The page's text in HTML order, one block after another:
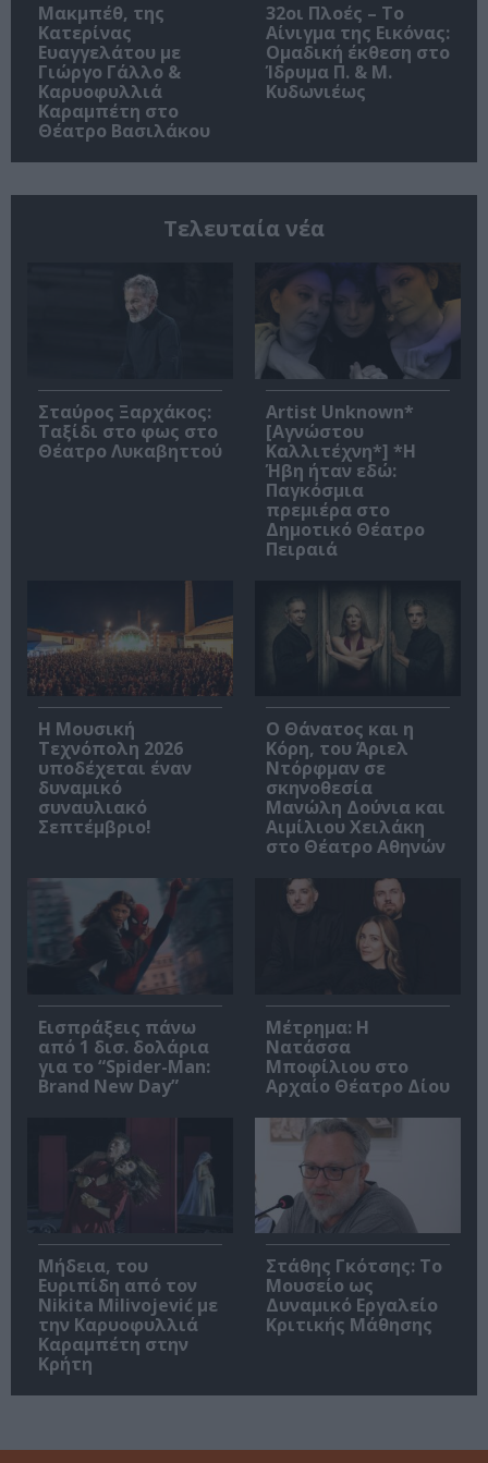
Μακμπέθ, της
Κατερίνας
Ευαγγελάτου με
Γιώργο Γάλλο &
Καρυοφυλλιά
Καραμπέτη στο
Θέατρο Βασιλάκου
32οι Πλοές – Το
Αίνιγμα της Εικόνας:
Ομαδική έκθεση στο
Ίδρυμα Π. & Μ.
Κυδωνιέως
Τελευταία νέα
Σταύρος Ξαρχάκος:
Ταξίδι στο φως στο
Θέατρο Λυκαβηττού
Artist Unknown*
[Αγνώστου
Καλλιτέχνη*] *Η
Ήβη ήταν εδώ:
Παγκόσμια
πρεμιέρα στο
Δημοτικό Θέατρο
Πειραιά
Η Μουσική
Τεχνόπολη 2026
υποδέχεται έναν
δυναμικό
συναυλιακό
Σεπτέμβριο!
Ο Θάνατος και η
Κόρη, του Άριελ
Ντόρφμαν σε
σκηνοθεσία
Μανώλη Δούνια και
Αιμίλιου Χειλάκη
στο Θέατρο Αθηνών
Εισπράξεις πάνω
από 1 δισ. δολάρια
για το “Spider-Man:
Brand New Day”
Μέτρημα: Η
Νατάσσα
Μποφίλιου στο
Αρχαίο Θέατρο Δίου
Μήδεια, του
Ευριπίδη από τον
Nikita Milivojević με
την Καρυοφυλλιά
Καραμπέτη στην
Κρήτη
Στάθης Γκότσης: Το
Μουσείο ως
Δυναμικό Εργαλείο
Κριτικής Μάθησης